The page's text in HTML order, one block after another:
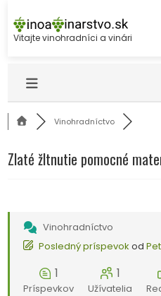
to
content
Vitajte vinohradníci a vinári
Vinohradníctvo
Zlaté žltnutie pomocné
Vinohradníctvo
Posledný príspevok od
1
Príspevkov
1
Užívatelia